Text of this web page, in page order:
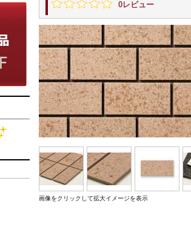
0レビュー
画像をクリックして拡大イメージを表示